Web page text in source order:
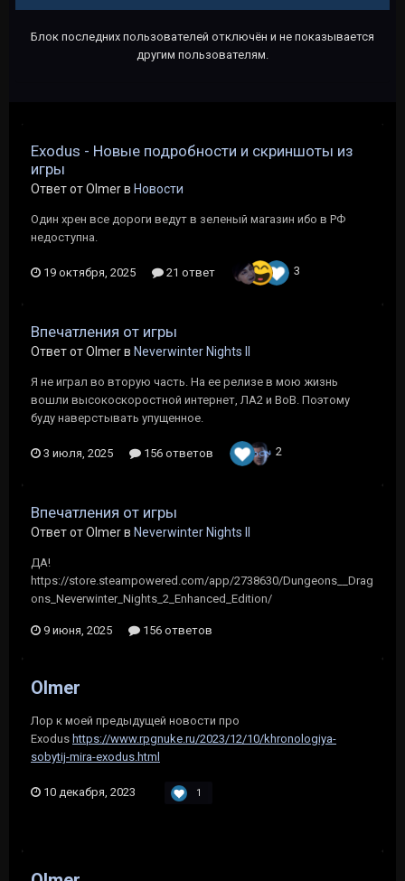
Блок последних пользователей отключён и не показывается
другим пользователям.
Exodus - Новые подробности и скриншоты из
игры
Ответ от Olmer в Новости
Один хрен все дороги ведут в зеленый магазин ибо в РФ
недоступна.
19 октября, 2025 21 ответ 3
Впечатления от игры
Ответ от Olmer в Neverwinter Nights II
Я не играл во вторую часть. На ее релизе в мою жизнь
вошли высокоскоростной интернет, ЛА2 и ВоВ. Поэтому
буду наверстывать упущенное.
3 июля, 2025 156 ответов 2
Впечатления от игры
Ответ от Olmer в Neverwinter Nights II
ДА!
https://store.steampowered.com/app/2738630/Dungeons__Drag
ons_Neverwinter_Nights_2_Enhanced_Edition/
9 июня, 2025 156 ответов
Olmer
Лор к моей предыдущей новости про
Exodus https://www.rpgnuke.ru/2023/12/10/khronologiya-
sobytij-mira-exodus.html
10 декабря, 2023 1